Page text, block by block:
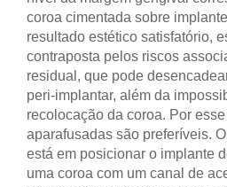
coroa cimentada sobre
resultado estético satisfatório,
contraposta pelos riscos
residual, que pode
peri-implantar, além da
recolocação da coroa. Por
aparafusadas são preferíveis.
está em posicionar o implante
uma coroa com um canal de